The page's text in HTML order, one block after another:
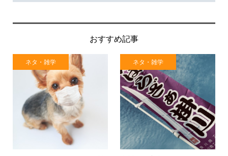
おすすめ記事
ネタ・雑学 ネタ・雑学